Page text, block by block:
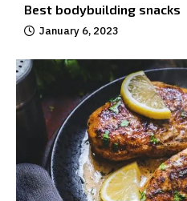
Best bodybuilding snacks
January 6, 2023